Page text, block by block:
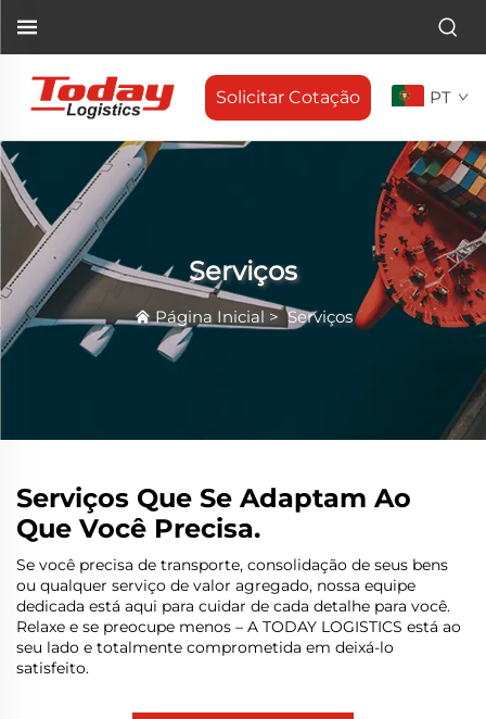
Solicitar Cotação PT
Serviços
Página Inicial >Serviços
Serviços Que Se Adaptam Ao
Que Você Precisa.
Se você precisa de transporte, consolidação de seus bens
ou qualquer serviço de valor agregado, nossa equipe
dedicada está aqui para cuidar de cada detalhe para você.
Relaxe e se preocupe menos – A TODAY LOGISTICS está ao
seu lado e totalmente comprometida em deixá-lo
satisfeito.